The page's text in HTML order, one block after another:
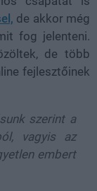
de akkor még
fog jelenteni.
de több
fejlesztőinek
szerint a
vagyis az
embert